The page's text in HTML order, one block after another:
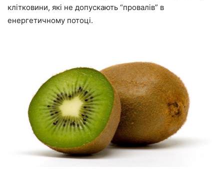
клітковини, які не допускають “провалів” в
енергетичному потоці.